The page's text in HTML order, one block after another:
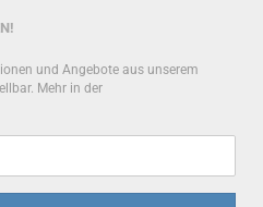
und Angebote aus unserem
Mehr in der